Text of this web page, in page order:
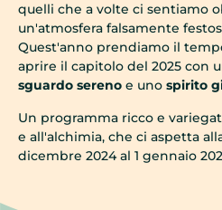
quelli che a volte ci sentiamo
un'atmosfera falsamente
Quest'anno prendiamo il
aprire il capitolo del 2025 con
sguardo sereno e uno spirito
Un programma ricco e
e all'alchimia, che ci aspetta
dicembre 2024 al 1 gennaio